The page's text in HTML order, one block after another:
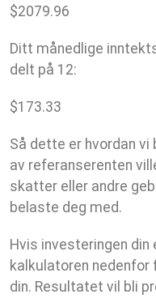
$2079.96
Ditt månedlige
delt på 12:
$173.33
Så dette er hvordan vi
av referanserenten
skatter eller andre
belaste deg med.
Hvis investeringen
kalkulatoren
din. Resultatet vil bli